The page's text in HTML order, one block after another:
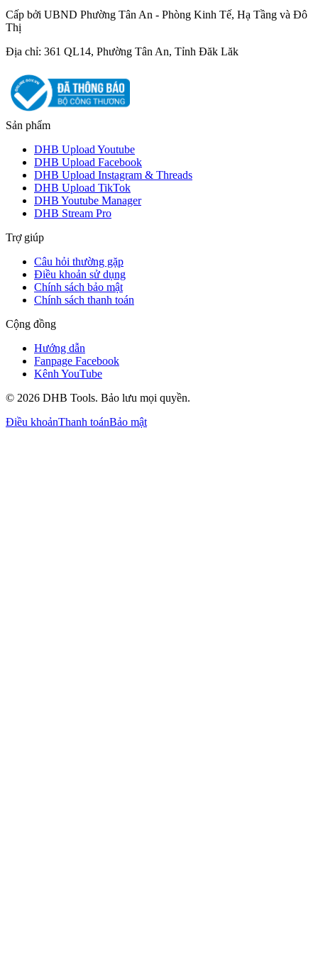
Cấp bởi UBND Phường Tân An - Phòng Kinh Tế, Hạ Tầng và Đô
Thị
Địa chỉ: 361 QL14, Phường Tân An, Tỉnh Đăk Lăk
Sản phẩm
DHB Upload Youtube
DHB Upload Facebook
DHB Upload Instagram & Threads
DHB Upload TikTok
DHB Youtube Manager
DHB Stream Pro
Trợ giúp
Câu hỏi thường gặp
Điều khoản sử dụng
Chính sách bảo mật
Chính sách thanh toán
Cộng đồng
Hướng dẫn
Fanpage Facebook
Kênh YouTube
© 2026 DHB Tools. Bảo lưu mọi quyền.
Điều khoảnThanh toánBảo mật